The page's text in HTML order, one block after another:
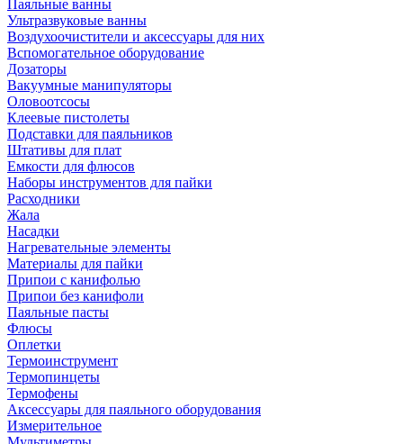
Паяльные ванны
Ультразвуковые ванны
Воздухоочистители и аксессуары для них
Вспомогательное оборудование
Дозаторы
Вакуумные манипуляторы
Оловоотсосы
Клеевые пистолеты
Подставки для паяльников
Штативы для плат
Емкости для флюсов
Наборы инструментов для пайки
Расходники
Жала
Насадки
Нагревательные элементы
Материалы для пайки
Припои с канифолью
Припои без канифоли
Паяльные пасты
Флюсы
Оплетки
Термоинструмент
Термопинцеты
Термофены
Аксессуары для паяльного оборудования
Измерительное